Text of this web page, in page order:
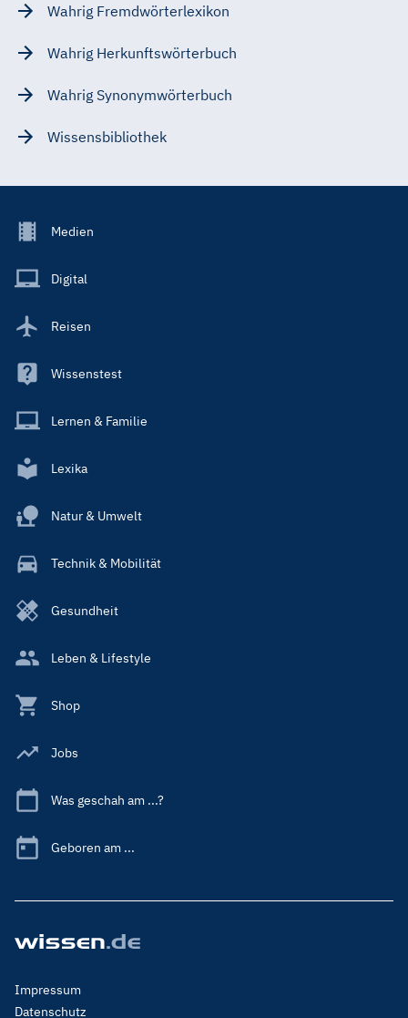
Wahrig Fremdwörterlexikon
Wahrig Herkunftswörterbuch
Wahrig Synonymwörterbuch
Wissensbibliothek
Footer
Main
Medien
Digital
Reisen
Wissenstest
Lernen & Familie
Lexika
Natur & Umwelt
Technik & Mobilität
Gesundheit
Leben & Lifestyle
Shop
Jobs
Was geschah am ...?
Geboren am ...
Footer
Menu
Impressum
Datenschutz